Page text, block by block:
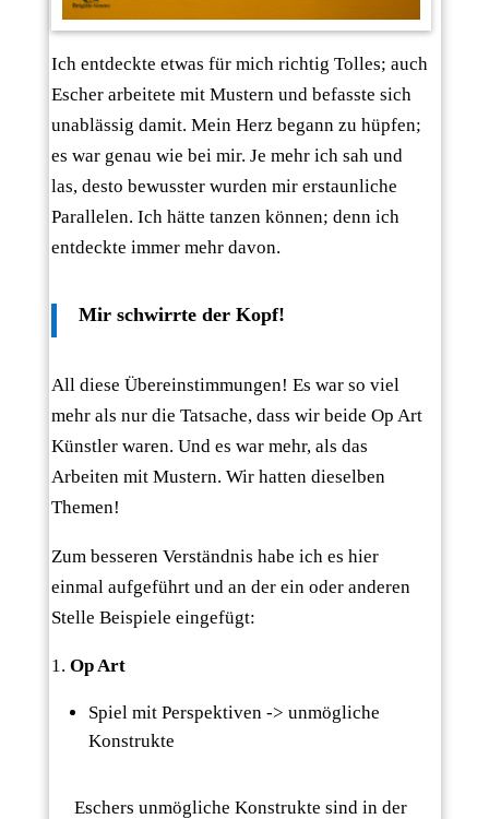
Ich entdeckte etwas für mich richtig Tolles; auch
Escher arbeitete mit Mustern und befasste sich
unablässig damit. Mein Herz begann zu hüpfen;
es war genau wie bei mir. Je mehr ich sah und
las, desto bewusster wurden mir erstaunliche
Parallelen. Ich hätte tanzen können; denn ich
entdeckte immer mehr davon.
Mir schwirrte der Kopf!
All diese Übereinstimmungen! Es war so viel
mehr als nur die Tatsache, dass wir beide Op Art
Künstler waren. Und es war mehr, als das
Arbeiten mit Mustern. Wir hatten dieselben
Themen!
Zum besseren Verständnis habe ich es hier
einmal aufgeführt und an der ein oder anderen
Stelle Beispiele eingefügt:
Op Art
Spiel mit Perspektiven -> unmögliche
Konstrukte
Eschers unmögliche Konstrukte sind in der